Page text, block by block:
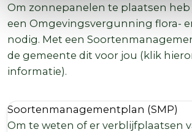
Om zonnepanelen te plaatsen
een Omgevingsvergunning flora-
nodig. Met een
de gemeente dit voor jou (klik
informatie).
Soortenmanagementplan (SMP)
Om te weten of er verblijfplaatsen